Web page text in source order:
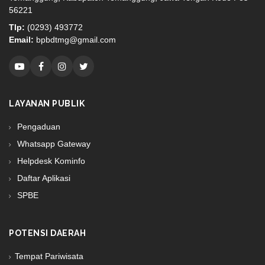
56221
Tlp: (0293) 493772
Email: bpbdtmg@gmail.com
LAYANAN PUBLIK
Pengaduan
Whatsapp Gateway
Helpdesk Kominfo
Daftar Aplikasi
SPBE
POTENSI DAERAH
Tempat Pariwisata